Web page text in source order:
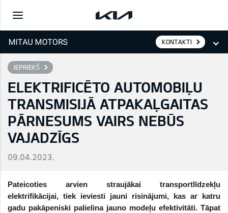
KONTAKTI
IEPRIEKŠ
ELEKTRIFICĒTO AUTOMOBIĻU
TRANSMISIJĀ ATPAKAĻGAITAS
PĀRNESUMS VAIRS NEBŪS
VAJADZĪGS
09.04.2023.
Pateicoties arvien straujākai transportlīdzekļu
elektrifikācijai, tiek ieviesti jauni risinājumi, kas ar katru
gadu pakāpeniski palielina jauno modeļu efektivitāti. Tāpat